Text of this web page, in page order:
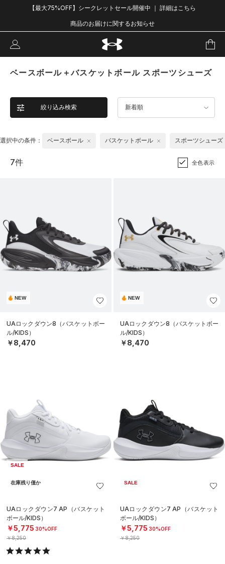
【最大75%OFF】シークレットセール開催中 ｜ 詳細はこちら
商品のお届けに関するお知らせ
ベースボール＋バスケットボール スポーツシューズ
絞り込み検索 新着順
選択中の条件： ベースボール バスケットボール スポーツシューズ
7件 全色表示
NEW
UAロックダウン8（バスケットボー
ル/KIDS）
￥8,470
NEW
UAロックダウン8（バスケットボー
ル/KIDS）
￥8,470
SALE
在庫残り僅か
UAロックダウン7 AP（バスケット
ボール/KIDS）
￥5,775 30%OFF
￥8,250
SALE
UAロックダウン7 AP（バスケット
ボール/KIDS）
￥5,775 30%OFF
￥8,250